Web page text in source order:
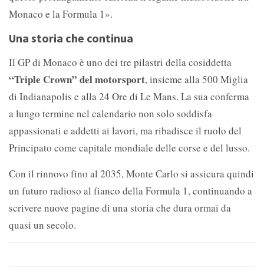
Monaco e la Formula 1».
Una storia che continua
Il GP di Monaco è uno dei tre pilastri della cosiddetta
“Triple Crown” del motorsport, insieme alla 500 Miglia
di Indianapolis e alla 24 Ore di Le Mans. La sua conferma
a lungo termine nel calendario non solo soddisfa
appassionati e addetti ai lavori, ma ribadisce il ruolo del
Principato come capitale mondiale delle corse e del lusso.
Con il rinnovo fino al 2035, Monte Carlo si assicura quindi
un futuro radioso al fianco della Formula 1, continuando a
scrivere nuove pagine di una storia che dura ormai da
quasi un secolo.